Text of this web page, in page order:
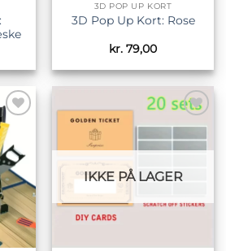
3D POP UP KORT
3D Pop Up Kort: Rose
kr. 79,00
til
Tilføj til
ønskeliste
IKKE PÅ LAGER